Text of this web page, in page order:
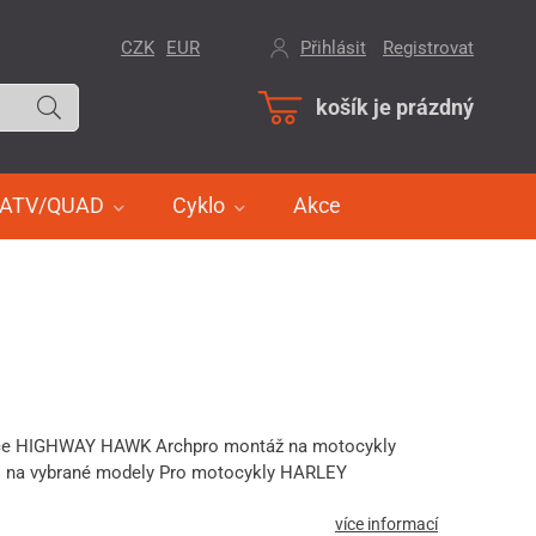
košík je prázdný
ATV/QUAD Cyklo Akce
CZK EUR Přihlásit Registrovat
HIGHWAY HAWK Archpro montáž na motocykly
na vybrané modely Pro motocykly HARLEY
více informací